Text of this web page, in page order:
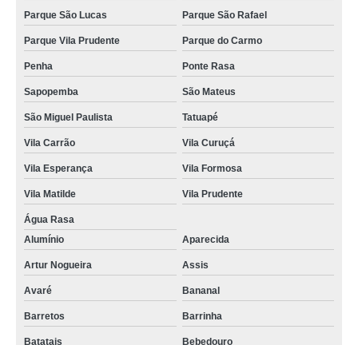
Parque São Lucas Parque São Rafael
Parque Vila Prudente Parque do Carmo
Penha Ponte Rasa
Sapopemba São Mateus
São Miguel Paulista Tatuapé
Vila Carrão Vila Curuçá
Vila Esperança Vila Formosa
Vila Matilde Vila Prudente
Água Rasa
Alumínio
Aparecida
Artur Nogueira Assis
Avaré Bananal
Barretos Barrinha
Batatais Bebedouro